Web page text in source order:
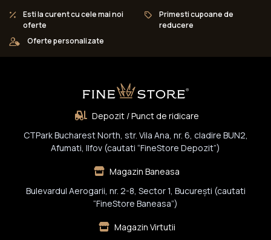
Esti la curent cu cele mai noi
oferte
Primesti cupoane de
reducere
Oferte personalizate
Depozit / Punct de ridicare
CTPark Bucharest North, str. Vila Ana, nr. 6, cladire BUN2,
Afumati, Ilfov (cautati “FineStore Depozit”)
Magazin Baneasa
Bulevardul Aerogarii, nr. 2-8, Sector 1, Bucureşti (cautati
“FineStore Baneasa”)
Magazin Virtutii